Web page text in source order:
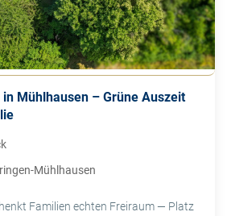
Mühlhausen – Grüne Auszeit
Mühlhausen
Familien echten Freiraum — Platz